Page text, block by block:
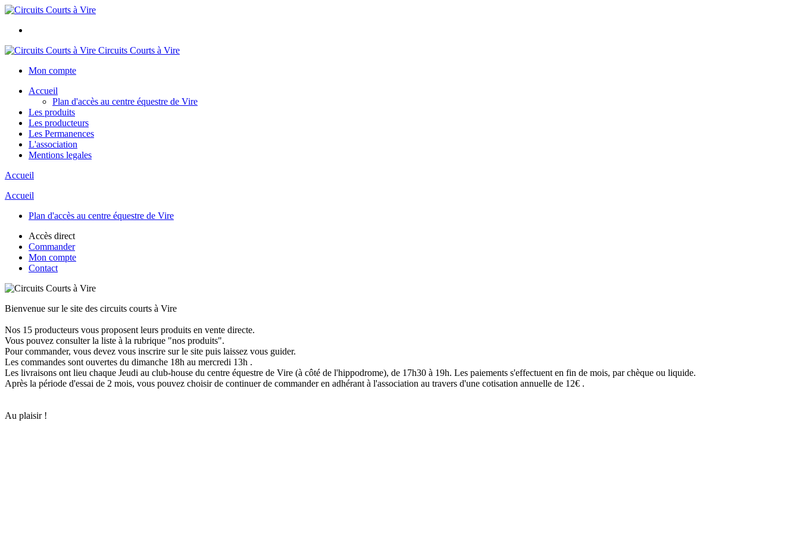
Circuits Courts à Vire
Mon compte
Accueil
Plan d'accès au centre équestre de Vire
Les produits
Les producteurs
Les Permanences
L'association
Mentions legales
Accueil
Accueil
Plan d'accès au centre équestre de Vire
Accès direct
Commander
Mon compte
Contact
Bienvenue sur le site des circuits courts à Vire
Nos 15 producteurs vous proposent leurs produits en vente directe.
Vous pouvez consulter la liste à la rubrique "nos produits".
Pour commander, vous devez vous inscrire sur le site puis laissez vous guider.
Les commandes sont ouvertes du dimanche 18h au mercredi 13h .
Les livraisons ont lieu chaque Jeudi au club-house du centre équestre de Vire (à côté de l'hippodrome), de 17h30 à 19h. Les paiements s'effectuent en fin de mois, par chèque ou liquide.
Après la période d'essai de 2 mois, vous pouvez choisir de continuer de commander en adhérant à l'association au travers d'une cotisation annuelle de 12€ .
Au plaisir !